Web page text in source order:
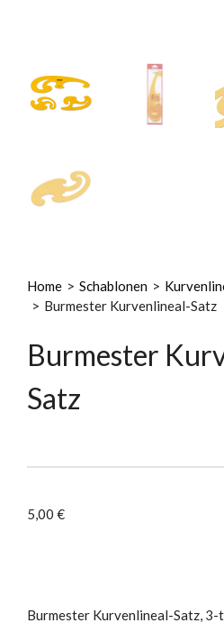
Home > Schablonen >
> Burmester Kurvenlineal-Satz
Burmester
Satz
5,00 €
Burmester Kurvenlineal-Satz,